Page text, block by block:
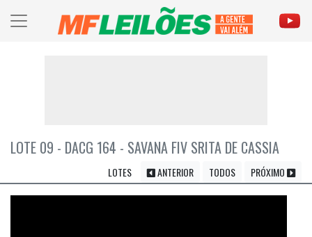
LOTE 09 - DACG 164 - SAVANA FIV SRITA DE CASSIA
LOTES ANTERIOR TODOS PRÓXIMO